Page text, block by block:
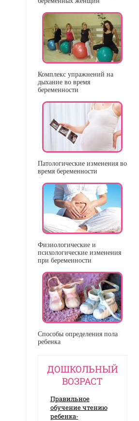
Комплекс упражнений на
дыхание во время
беременности
Патологические изменения во
время беременности
Физиологические и
психологические изменения
при беременности
Способы определения пола
ребенка
ДОШКОЛЬНЫЙ
ВОЗРАСТ
Правильное
обучение чтению
ребенка-